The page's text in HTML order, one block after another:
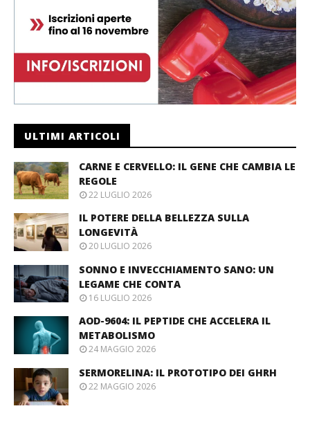
ULTIMI ARTICOLI
CARNE E CERVELLO: IL GENE CHE CAMBIA LE
REGOLE
22 LUGLIO 2026
IL POTERE DELLA BELLEZZA SULLA
LONGEVITÀ
20 LUGLIO 2026
SONNO E INVECCHIAMENTO SANO: UN
LEGAME CHE CONTA
16 LUGLIO 2026
AOD-9604: IL PEPTIDE CHE ACCELERA IL
METABOLISMO
24 MAGGIO 2026
SERMORELINA: IL PROTOTIPO DEI GHRH
22 MAGGIO 2026